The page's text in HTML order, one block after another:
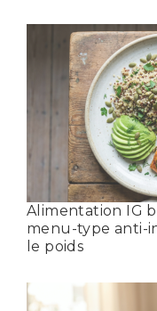
Alimentation IG
menu-type anti-
le poids